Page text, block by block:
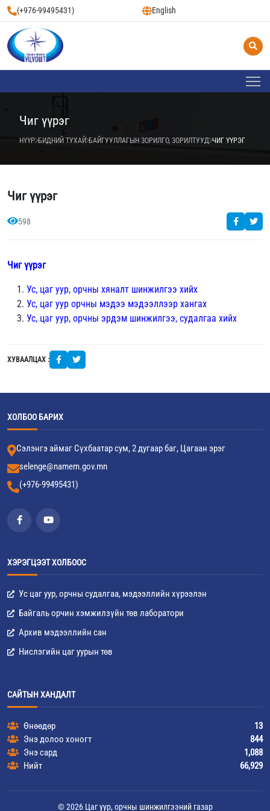
(+976-99495431) English
Чиг үүрэг
НҮҮР БИДНИЙ ТУХАЙ БАЙГУУЛЛАГЫН ЗОРИЛГО, ЗОРИЛТУУД ЧИГ ҮҮРЭГ
Чиг үүрэг
598
Чиг үүрэг
Ус, цаг уур, орчны хяналт шинжилгээ хийх
Ус, цаг уур орчны мэдээ мэдээллээр хангах
Ус, цаг уур, орчны эрдэм шинжилгээ, судалгаа хийх
ХУВААЛЦАХ :
ХОЛБОО БАРИХ
Сэлэнгэ аймаг Сүхбаатар сум, 2 дугаар баг, Цагаан эрэг
selenge@namem.gov.mn
(+976-99495431)
ХЭРЭГЦЭЭТ ХОЛБООС
Ус цаг уур, орчны судалгаа, мэдээллийн хүрээлэн
Байгаль орчин хэмжилзүйн төв лаборатори
Архив мэдээллийн сан
Нислэгийн цаг уурын төв
САЙТЫН ХАНДАЛТ
Өнөөдөр
13
Энэ долоо хоногт
844
Энэ сард
1,088
Нийт
66,929
© 2026 Цаг уур, орчны шинжилгээний газар